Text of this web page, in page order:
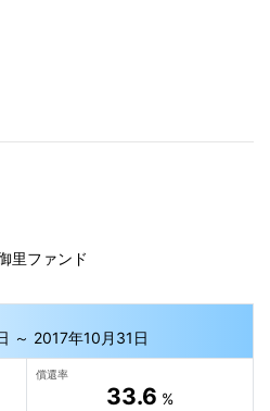
里ファンド
～ 2017年10月31日
償還率
33.6 %